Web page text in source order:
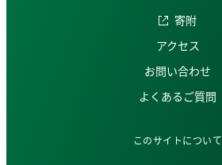
寄附
アクセス
お問い合わせ
よくあるご質問
このサイトについて